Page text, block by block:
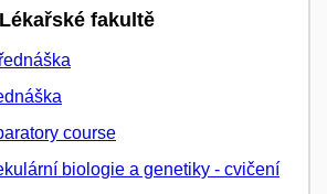
fakultě
course
biologie a genetiky - cvičení